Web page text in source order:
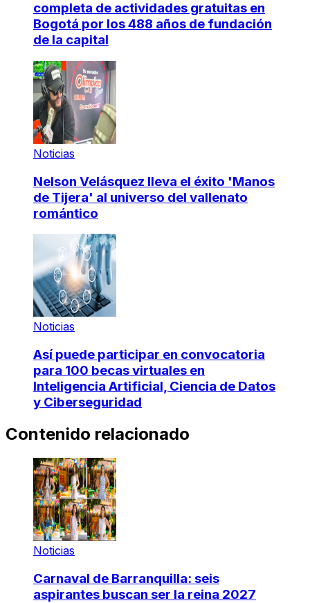
completa de actividades gratuitas en
Bogotá por los 488 años de fundación
de la capital
Noticias
Nelson Velásquez lleva el éxito 'Manos
de Tijera' al universo del vallenato
romántico
Noticias
Así puede participar en convocatoria
para 100 becas virtuales en
Inteligencia Artificial, Ciencia de Datos
y Ciberseguridad
Contenido relacionado
Noticias
Carnaval de Barranquilla: seis
aspirantes buscan ser la reina 2027